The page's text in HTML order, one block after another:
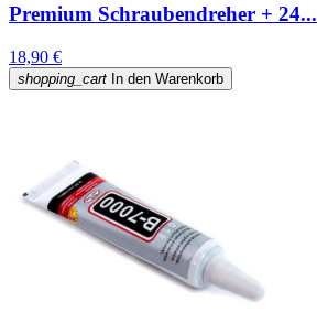
Premium Schraubendreher + 24...
18,90 €
shopping_cart In den Warenkorb